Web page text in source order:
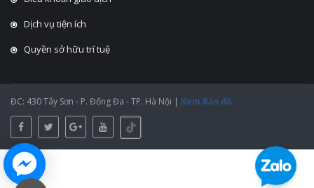
Dịch vụ tiện ích
Quyền sở hữu trí tuệ
ĐC: 430 Tây Sơn - P. Đống Đa - TP. Hà Nội | Xem Bản đồ